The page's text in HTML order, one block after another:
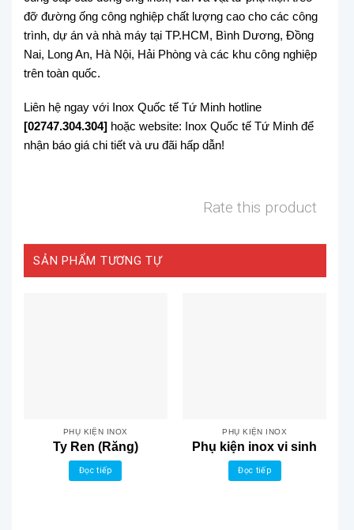
đỡ đường ống công nghiệp chất lượng cao cho các công
trình, dự án và nhà máy tại TP.HCM, Bình Dương, Đồng
Nai, Long An, Hà Nội, Hải Phòng và các khu công nghiệp
trên toàn quốc.
Liên hệ ngay với Inox Quốc tế Tứ Minh hotline
[02747.304.304] hoặc website: Inox Quốc tế Tứ Minh để
nhận báo giá chi tiết và ưu đãi hấp dẫn!
Rate this product
SẢN PHẨM TƯƠNG TỰ
PHỤ KIỆN INOX
Ty Ren (Răng)
Đọc tiếp
PHỤ KIỆN INOX
Phụ kiện inox vi sinh
Đọc tiếp